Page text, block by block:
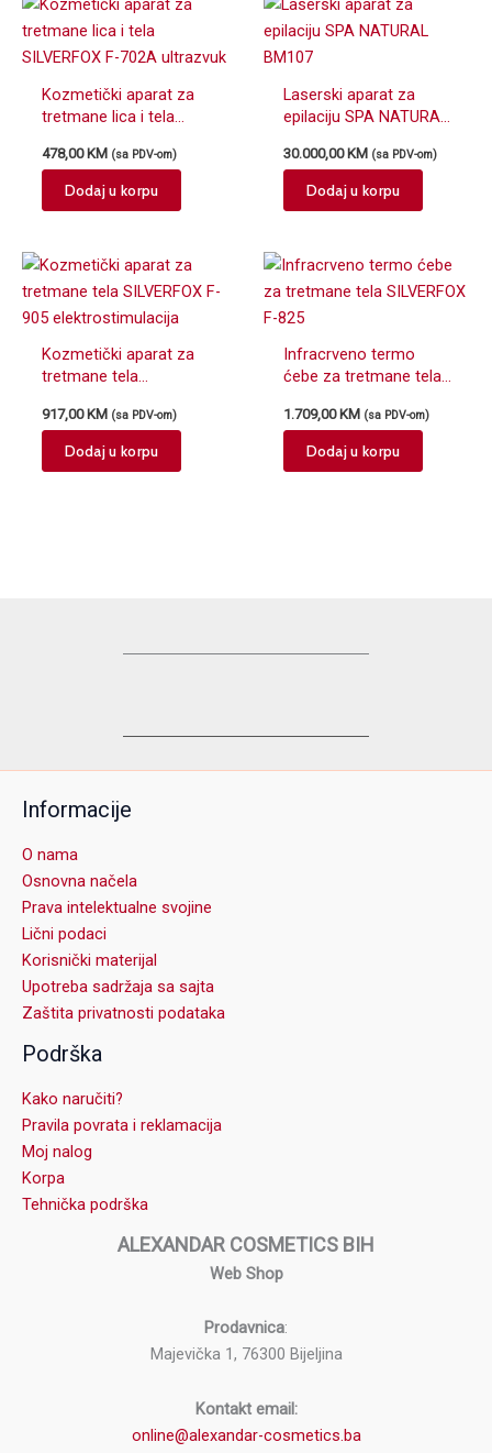
Kozmetički aparat za
tretmane lica i tela
ultrazvuk
478,00 KM (sa PDV-om)
Dodaj u korpu
Laserski aparat za
epilaciju SPA NATURAL
30.000,00 KM (sa PDV-om)
Dodaj u korpu
Kozmetički aparat za
tretmane tela
elektrostimulacija
917,00KM (sa PDV-om)
Dodaj u korpu
Infracrveno termo
ćebe za tretmane tela
1.709,00KM (sa PDV-om)
Dodaj u korpu
Informacije
O nama
Osnovna načela
Prava intelektualne svojine
Lični podaci
Korisnički materijal
Upotreba sadržaja sa sajta
Zaštita privatnosti podataka
Podrška
Kako naručiti?
Pravila povrata i reklamacija
Moj nalog
Korpa
Tehnička podrška
ALEXANDAR COSMETICS BIH
Web Shop
Prodavnica:
Majevička 1, 76300 Bijeljina
Kontakt email:
online@alexandar-cosmetics.ba